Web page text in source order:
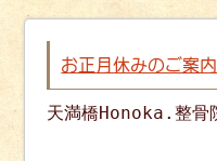
お正月休みのご案内
天満橋Honoka.整骨